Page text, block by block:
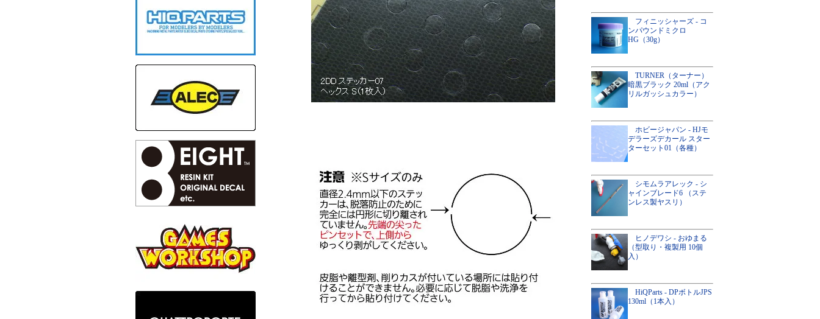
フィニッシャーズ - コ
ンパウンドミクロ
HG（30g）
TURNER（ターナー）
暗黒ブラック 20ml（アク
リルガッシュカラー）
ホビージャパン - HJモ
デラーズデカール スター
ターセット01（各種）
シモムラアレック - シ
ャインブレード6 （ステ
ンレス製ヤスリ）
ヒノデワシ - おゆまる
（型取り・複製用 10個
入）
HiQParts - DPボトルJPS
130ml（1本入）